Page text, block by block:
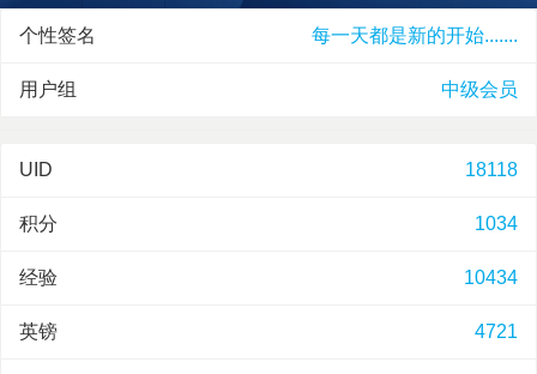
个性签名 每一天都是新的开始.......
用户组 中级会员
UID 18118
积分 1034
经验 10434
英镑 4721